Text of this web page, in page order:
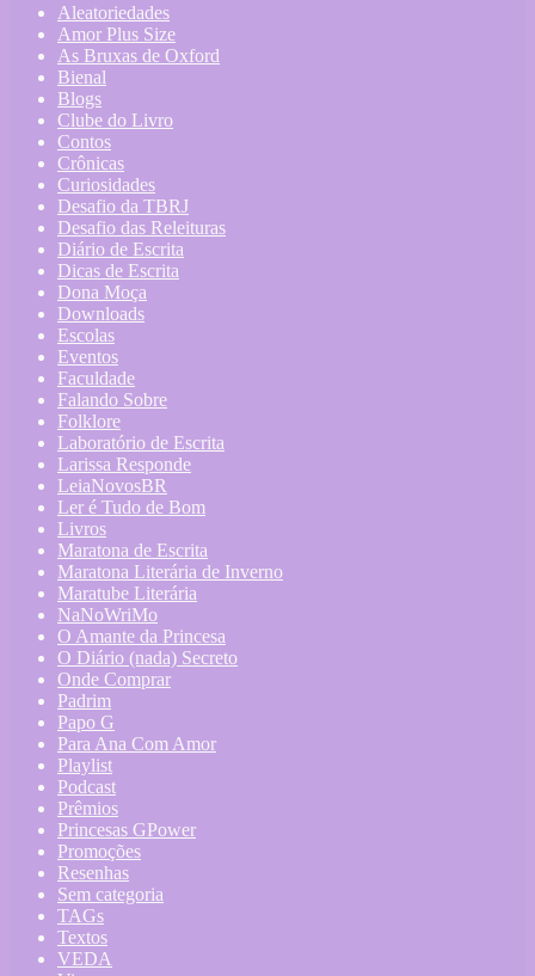
Aleatoriedades
Amor Plus Size
As Bruxas de Oxford
Bienal
Blogs
Clube do Livro
Contos
Crônicas
Curiosidades
Desafio da TBRJ
Desafio das Releituras
Diário de Escrita
Dicas de Escrita
Dona Moça
Downloads
Escolas
Eventos
Faculdade
Falando Sobre
Folklore
Laboratório de Escrita
Larissa Responde
LeiaNovosBR
Ler é Tudo de Bom
Livros
Maratona de Escrita
Maratona Literária de Inverno
Maratube Literária
NaNoWriMo
O Amante da Princesa
O Diário (nada) Secreto
Onde Comprar
Padrim
Papo G
Para Ana Com Amor
Playlist
Podcast
Prêmios
Princesas GPower
Promoções
Resenhas
Sem categoria
TAGs
Textos
VEDA